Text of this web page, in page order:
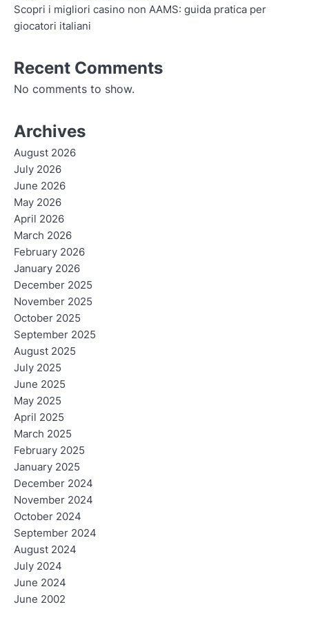
Scopri i migliori casino non AAMS: guida pratica per
giocatori italiani
Recent Comments
No comments to show.
Archives
August 2026
July 2026
June 2026
May 2026
April 2026
March 2026
February 2026
January 2026
December 2025
November 2025
October 2025
September 2025
August 2025
July 2025
June 2025
May 2025
April 2025
March 2025
February 2025
January 2025
December 2024
November 2024
October 2024
September 2024
August 2024
July 2024
June 2024
June 2002